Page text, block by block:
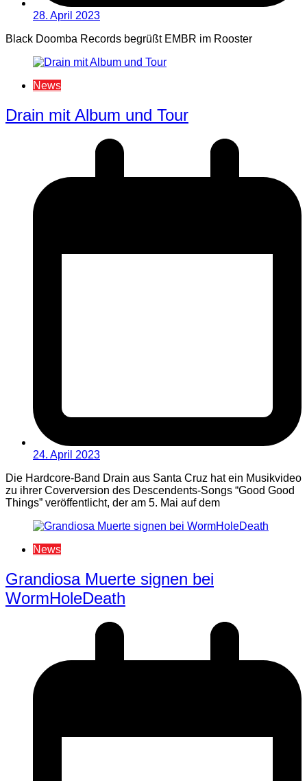
28. April 2023
Black Doomba Records begrüßt EMBR im Rooster
News
Drain mit Album und Tour
24. April 2023
Die Hardcore-Band Drain aus Santa Cruz hat ein Musikvideo
zu ihrer Coverversion des Descendents-Songs “Good Good
Things” veröffentlicht, der am 5. Mai auf dem
News
Grandiosa Muerte signen bei
WormHoleDeath